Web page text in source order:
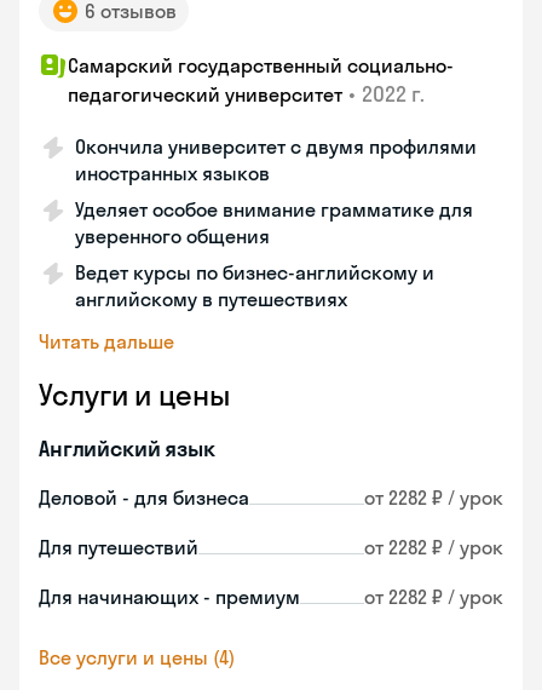
6 отзывов
Самарский государственный социально-
педагогический университет • 2022 г.
Окончила университет с двумя профилями
иностранных языков
Уделяет особое внимание грамматике для
уверенного общения
Ведет курсы по бизнес-английскому и
английскому в путешествиях
Читать дальше
Услуги и цены
Английский язык
Деловой - для бизнеса от 2282 ₽ / урок
Для путешествий от 2282 ₽ / урок
Для начинающих - премиум от 2282 ₽ / урок
Все услуги и цены (4)